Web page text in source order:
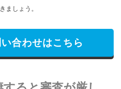
ましょう。
合わせはこちら